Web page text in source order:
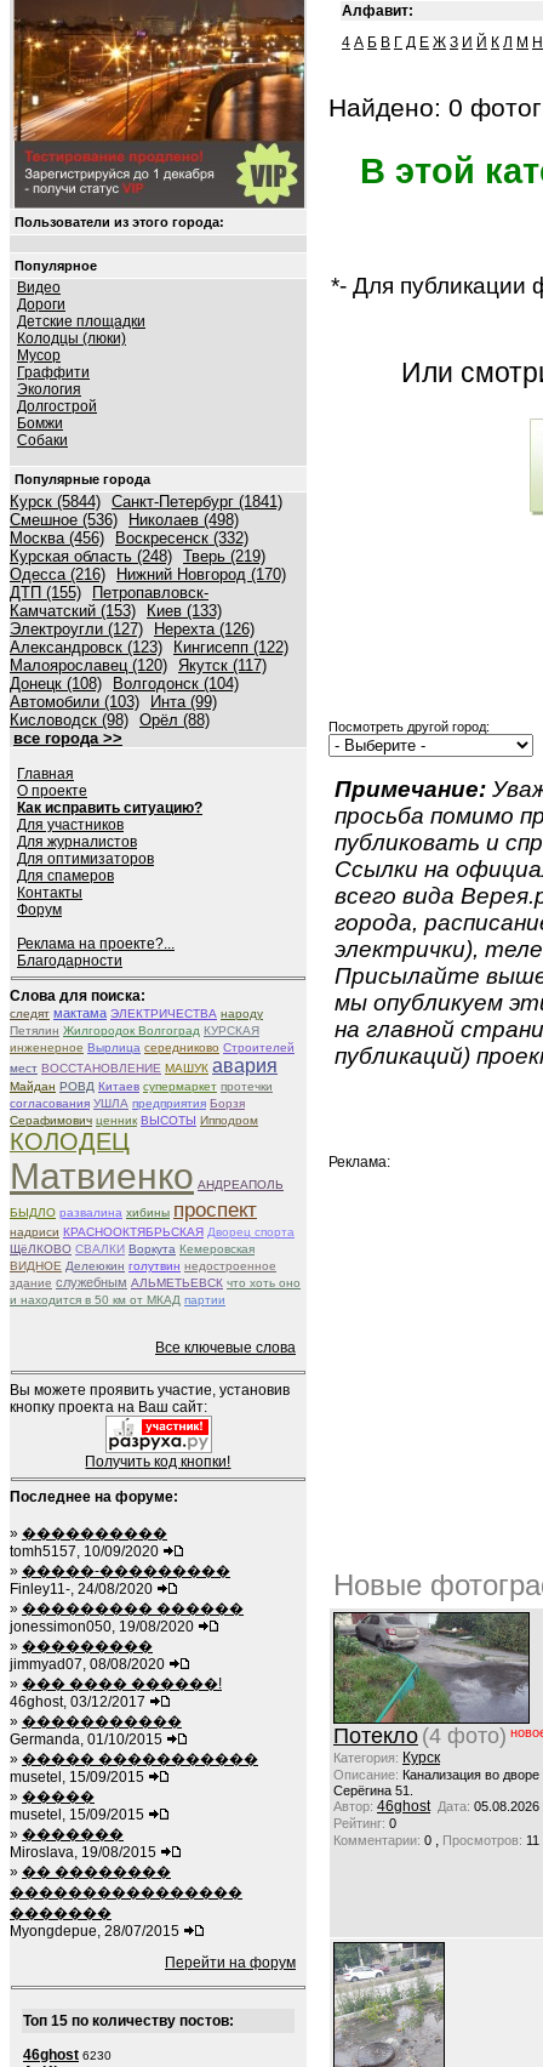
Пользователи из этого города:
Популярное
Видео
Дороги
Детские площадки
Колодцы (люки)
Мусор
Граффити
Экология
Долгострой
Бомжи
Собаки
Популярные города
Курск (5844) Санкт-Петербург (1841)
Смешное (536)
Николаев (498)
Москва (456)
Воскресенск (332)
Курская область (248) Тверь (219)
Одесса (216)
Нижний Новгород (170)
ДТП (155)
Петропавловск-
Камчатский (153)
Киев (133)
Электроугли (127)
Нерехта (126)
Александровск (123)
Кингисепп (122)
Малоярославец (120) Якутск (117)
Донецк (108)
Волгодонск (104)
Автомобили (103)
Инта (99)
Кисловодск (98) Орёл (88)
все города >>
Главная
О проекте
Как исправить ситуацию?
Для участников
Для журналистов
Для оптимизаторов
Для спамеров
Контакты
Форум
Реклама на проекте?...
Благодарности
Слова для поиска:
следят мактама ЭЛЕКТРИЧЕСТВА народу
Петялин Жилгородок Волгоград КУРСКАЯ
инженерное Вырлица середниково Строителей
мест ВОССТАНОВЛЕНИЕ МАШУК авария
Майдан РОВД Китаев супермаркет протечки
согласования УШЛА предприятия Борзя
Серафимович ценник ВЫСОТЫ Ипподром
КОЛОДЕЦ
Матвиенко АНДРЕАПОЛЬ
БЫДЛО развалина хибины проспект
надриси КРАСНООКТЯБРЬСКАЯ Дворец спорта
ЩёЛКОВО СВАЛКИ Воркута Кемеровская
ВИДНОЕ Делеюкин голутвин недостроенное
здание служебным АЛЬМЕТЬЕВСК что хоть оно
и находится в 50 км от МКАД партии
Все ключевые слова
Вы можете проявить участие, установив
кнопку проекта на Ваш сайт:
Получить код кнопки!
Последнее на форуме:
» ����������
tomh5157, 10/09/2020
» �����-���������
Finley11-, 24/08/2020
» ��������� ������
jonessimon050, 19/08/2020
» ���������
jimmyad07, 08/08/2020
» ��� ���� ������!
46ghost, 03/12/2017
» �����������
Germanda, 01/10/2015
» ����� �����������
musetel, 15/09/2015
» �����
musetel, 15/09/2015
» �������
Miroslava, 19/08/2015
» �� ��������
����������������
�������
Myongdepue, 28/07/2015
Перейти на форум
Топ 15 по количеству постов:
46ghost 6230
Алфавит:
4 А Б В Г Д Е Ж З И Й К Л М Н
Найдено: 0
В этой
*- Для публикации
Или
Посмотреть другой город:
Примечание:
просьба помимо
публиковать и
Ссылки на
всего вида
города,
электрички),
Присылайте
мы опубликуем
на главной
публикаций)
Реклама:
Новые
Потекло (4 фото)
Категория: Курск
Описание: Канализация во
Серёгина 51.
Автор: 46ghost Дата: 05.08.2026
Рейтинг: 0
Комментарии: 0 , Просмотров: 11